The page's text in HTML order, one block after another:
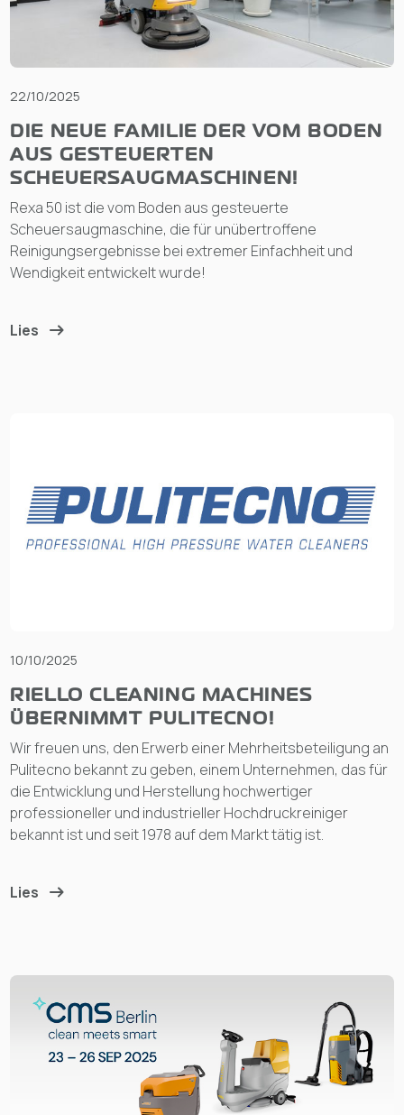
22/10/2025
DIE NEUE FAMILIE DER VOM BODEN
AUS GESTEUERTEN
SCHEUERSAUGMASCHINEN!
Rexa 50 ist die vom Boden aus gesteuerte
Scheuersaugmaschine, die für unübertroffene
Reinigungsergebnisse bei extremer Einfachheit und
Wendigkeit entwickelt wurde!
Lies
10/10/2025
RIELLO CLEANING MACHINES
ÜBERNIMMT PULITECNO!
Wir freuen uns, den Erwerb einer Mehrheitsbeteiligung an
Pulitecno bekannt zu geben, einem Unternehmen, das für
die Entwicklung und Herstellung hochwertiger
professioneller und industrieller Hochdruckreiniger
bekannt ist und seit 1978 auf dem Markt tätig ist.
Lies